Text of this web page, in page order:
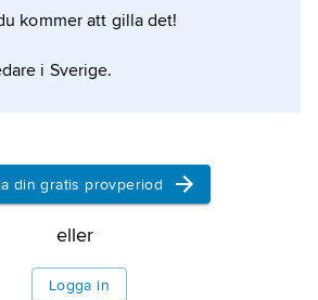
redan på tidigt 1200-tal, blev
om artikeln
kommer att gilla det!
i Sverige.
din gratis provperiod
eller
Logga in